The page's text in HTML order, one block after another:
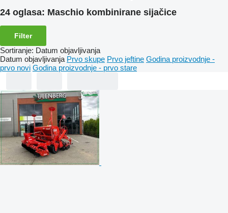
24 oglasa: Maschio kombinirane sijačice
Filter
Sortiranje: Datum objavljivanja
Datum objavljivanja Prvo skupe Prvo jeftine Godina proizvodnje -
prvo novi Godina proizvodnje - prvo stare